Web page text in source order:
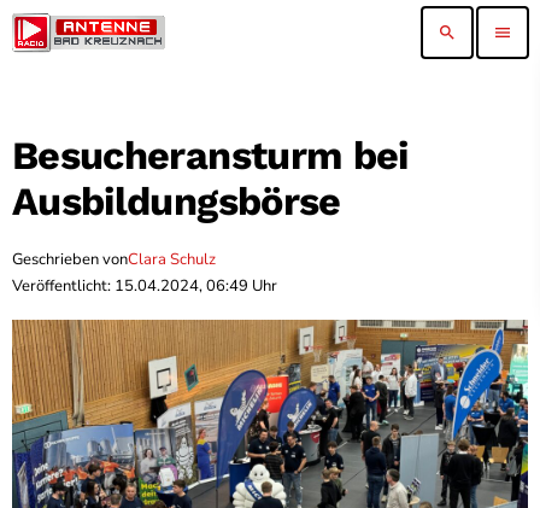
search menu
Besucheransturm bei
Ausbildungsbörse
Geschrieben vonClara Schulz
Veröffentlicht: 15.04.2024, 06:49 Uhr